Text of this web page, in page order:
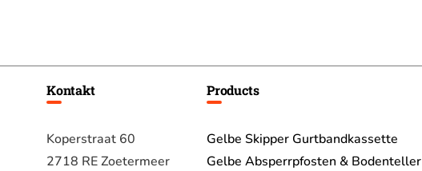
Kontakt
Koperstraat 60
2718 RE Zoetermeer
Products
Gelbe Skipper Gurtbandkassette
Gelbe Absperrpfosten & Bodenteller